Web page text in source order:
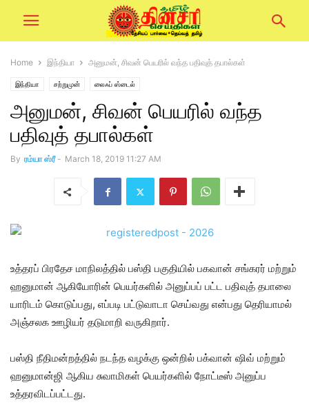
Home இந்தியா அனுமன், சிவன் பெயரில் வந்த பதிவுத் தபால்கள்
இந்தியா சற்றுமுன் லைஃப் ஸ்டைல்
அனுமன், சிவன் பெயரில் வந்த
பதிவுத் தபால்கள்
By ரம்யா ஸ்ரீ - March 18, 2019 11:27 AM
உத்தரப் பிரதேச மாநிலத்தில் பஸ்தி பகுதியில் பகவான் சங்கரர் மற்றும்
ஹனுமான் ஆகியோரின் பெயர்களில் அனுப்பப் பட்ட பதிவுத் தபாலை
யாரிடம் கொடுப்பது, எப்படி பட்டுவாடா செய்வது என்பது தெரியாமல்
அஞ்சலக ஊழியர் தடுமாறி வருகிறார்.
பஸ்தி நீதிமன்றத்தில் நடந்த வழக்கு ஒன்றில் பக்வான் ஷிவ் மற்றும்
ஹனுமான்ஜி ஆகிய சுவாமிகள் பெயர்களில் நோட்டீஸ் அனுப்ப
உத்தரவிடப்பட்டது.